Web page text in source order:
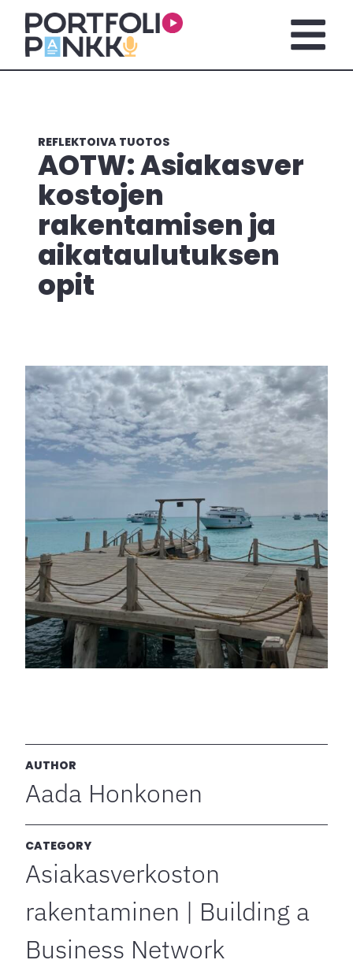
Skip to main content
REFLEKTOIVA TUOTOS
AOTW: Asiakasver
kostojen
rakentamisen ja
aikataulutuksen
opit
AUTHOR
Aada Honkonen
CATEGORY
Asiakasverkoston
rakentaminen | Building a
Business Network